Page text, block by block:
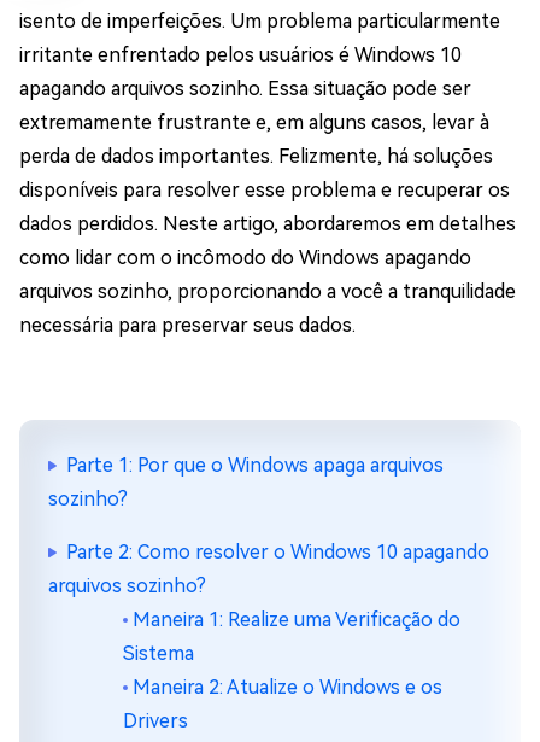
isento de imperfeições. Um problema particularmente
irritante enfrentado pelos usuários é Windows 10
apagando arquivos sozinho. Essa situação pode ser
extremamente frustrante e, em alguns casos, levar à
perda de dados importantes. Felizmente, há soluções
disponíveis para resolver esse problema e recuperar os
dados perdidos. Neste artigo, abordaremos em detalhes
como lidar com o incômodo do Windows apagando
arquivos sozinho, proporcionando a você a tranquilidade
necessária para preservar seus dados.
Parte 1: Por que o Windows apaga arquivos
sozinho?
Parte 2: Como resolver o Windows 10 apagando
arquivos sozinho?
Maneira 1: Realize uma Verificação do
Sistema
Maneira 2: Atualize o Windows e os
Drivers